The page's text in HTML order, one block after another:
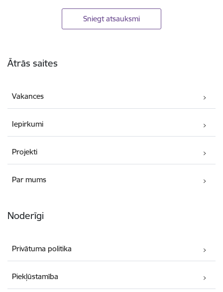
Sniegt atsauksmi
Ātrās saites
Vakances
Iepirkumi
Projekti
Par mums
Noderīgi
Privātuma politika
Piekļūstamība